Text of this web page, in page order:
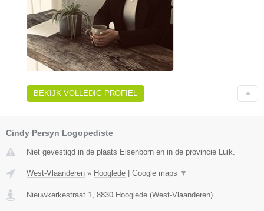
BEKIJK VOLLEDIG PROFIEL
Cindy Persyn Logopediste
Niet gevestigd in de plaats Elsenborn en in de provincie Luik.
West-Vlaanderen » Hooglede Google maps ▼
Nieuwkerkestraat 1 8830 Hooglede (West-Vlaanderen)